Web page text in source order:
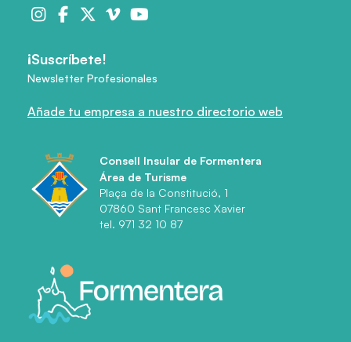
¡Suscríbete!
Newsletter Profesionales
Añade tu empresa a nuestro directorio web
Consell Insular de Formentera
Área de Turisme
Plaça de la Constitució, 1
07860 Sant Francesc Xavier
tel. 971 32 10 87